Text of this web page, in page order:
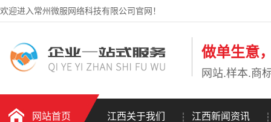
欢迎进入常州微服网络科技有限公司官网！
做单生意
网站.样本.商
网站首页 江西关于我们 江西新闻资讯